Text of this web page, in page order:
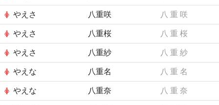
やえさ 八重咲 八 重 咲
やえさ 八重桜 八 重 桜
やえさ 八重紗 八 重 紗
やえな 八重名 八 重 名
やえな 八重奈 八 重 奈